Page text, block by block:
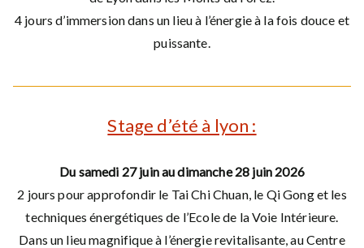
4 jours d’immersion dans un lieu à l’énergie à la fois douce et
puissante.
Stage d’été à lyon :
Du samedi 27 juin au dimanche 28 juin 2026
2 jours pour approfondir le Tai Chi Chuan, le Qi Gong et les
techniques énergétiques de l’Ecole de la Voie Intérieure.
Dans un lieu magnifique à l’énergie revitalisante, au Centre